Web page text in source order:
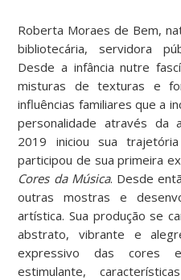
Roberta Moraes de Bem,
bibliotecária, servidora
Desde a infância nutre
misturas de texturas e
influências familiares que a
personalidade através da
2019 iniciou sua
participou de sua primeira
Cores da Música. Desde
outras mostras e
artística. Sua produção se
abstrato, vibrante e
expressivo das cores
estimulante,